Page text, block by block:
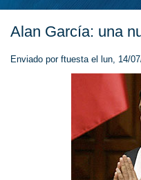
Alan García: una
Enviado por ftuestael lun, 14/